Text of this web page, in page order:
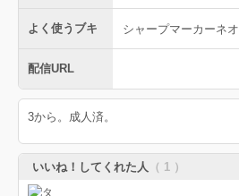
よく使うブキ シャープマーカーネオ
配信URL
3から。成人済。
いいね！してくれた人 （ 1 ）